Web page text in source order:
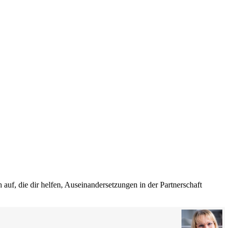
die dir helfen, Auseinandersetzungen in der Partnerschaft